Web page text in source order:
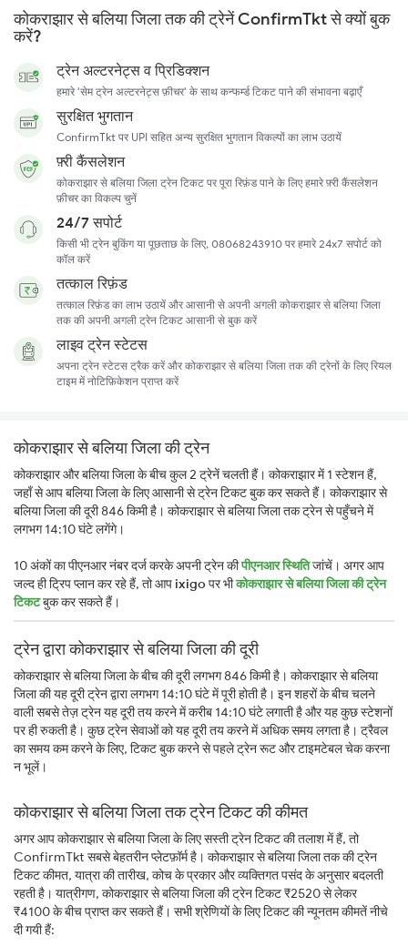
कोकराझार से बलिया जिला तक की ट्रेनें ConfirmTkt से क्यों बुक
करें?
ट्रेन अल्टरनेट्स व प्रिडिक्शन
हमारे 'सेम ट्रेन अल्टरनेट्स फ़ीचर' के साथ कन्फर्म्ड टिकट पाने की संभावना बढ़ाएँ
सुरक्षित भुगतान
ConfirmTkt पर UPI सहित अन्य सुरक्षित भुगतान विकल्पों का लाभ उठायें
फ़्री कैंसलेशन
कोकराझार से बलिया जिला ट्रेन टिकट पर पूरा रिफ़ंड पाने के लिए हमारे फ़्री कैंसलेशन
फ़ीचर का विकल्प चुनें
24/7 सपोर्ट
किसी भी ट्रेन बुकिंग या पूछताछ के लिए, 08068243910 पर हमारे 24x7 सपोर्ट को
कॉल करें
तत्काल रिफ़ंड
तत्काल रिफ़ंड का लाभ उठायें और आसानी से अपनी अगली कोकराझार से बलिया जिला
तक की अपनी अगली ट्रेन टिकट आसानी से बुक करें
लाइव ट्रेन स्टेटस
अपना ट्रेन स्टेटस ट्रैक करें और कोकराझार से बलिया जिला तक की ट्रेनों के लिए रियल
टाइम में नोटिफ़िकेशन प्राप्त करें
कोकराझार से बलिया जिला की ट्रेन
कोकराझार और बलिया जिला के बीच कुल 2 ट्रेनें चलती हैं। कोकराझार में 1 स्टेशन हैं,
जहाँ से आप बलिया जिला के लिए आसानी से ट्रेन टिकट बुक कर सकते हैं। कोकराझार से
बलिया जिला की दूरी 846 किमी है। कोकराझार से बलिया जिला तक ट्रेन से पहुँचने में
लगभग 14:10 घंटे लगेंगे।
10 अंकों का पीएनआर नंबर दर्ज करके अपनी ट्रेन कीपीएनआर स्थितिजांचें। अगर आप
जल्द ही ट्रिप प्लान कर रहे हैं, तो आपixigoपर भीकोकराझार से बलिया जिला की ट्रेन
टिकटबुक कर सकते हैं।
ट्रेन द्वारा कोकराझार से बलिया जिला की दूरी
कोकराझार से बलिया जिला के बीच की दूरी लगभग 846 किमी है। कोकराझार से बलिया
जिला की यह दूरी ट्रेन द्वारा लगभग 14:10 घंटे में पूरी होती है। इन शहरों के बीच चलने
वाली सबसे तेज़ ट्रेन यह दूरी तय करने में करीब 14:10 घंटे लगाती है और यह कुछ स्टेशनों
पर ही रुकती है। कुछ ट्रेन सेवाओं को यह दूरी तय करने में अधिक समय लगता है। ट्रैवल
का समय कम करने के लिए, टिकट बुक करने से पहले ट्रेन रूट और टाइमटेबल चेक करना
न भूलें।
कोकराझार से बलिया जिला तक ट्रेन टिकट की कीमत
अगर आप कोकराझार से बलिया जिला के लिए सस्ती ट्रेन टिकट की तलाश में हैं, तो
ConfirmTkt सबसे बेहतरीन प्लेटफ़ॉर्म है। कोकराझार से बलिया जिला तक की ट्रेन
टिकट कीमत, यात्रा की तारीख, कोच के प्रकार और व्यक्तिगत पसंद के अनुसार बदलती
रहती है। यात्रीगण, कोकराझार से बलिया जिला की ट्रेन टिकट ₹2520 से लेकर
₹4100 के बीच प्राप्त कर सकते हैं। सभी श्रेणियों के लिए टिकट की न्यूनतम कीमतें नीचे
दी गयी हैं: